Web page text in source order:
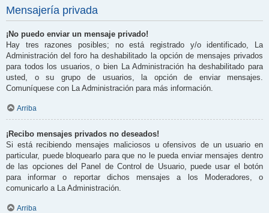
Mensajería privada
¡No puedo enviar un mensaje privado!
Hay tres razones posibles; no está registrado y/o identificado, La
Administración del foro ha deshabilitado la opción de mensajes privados
para todos los usuarios, o bien La Administración ha deshabilitado para
usted, o su grupo de usuarios, la opción de enviar mensajes.
Comuníquese con La Administración para más información.
Arriba
¡Recibo mensajes privados no deseados!
Si está recibiendo mensajes maliciosos u ofensivos de un usuario en
particular, puede bloquearlo para que no le pueda enviar mensajes dentro
de las opciones del Panel de Control de Usuario, puede usar el botón
para informar o reportar dichos mensajes a los Moderadores, o
comunicarlo a La Administración.
Arriba